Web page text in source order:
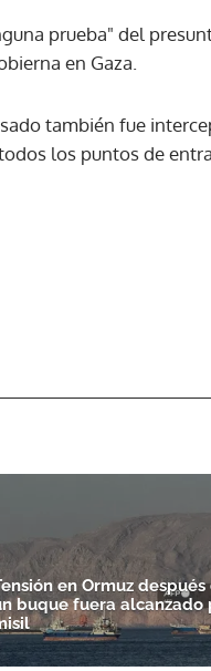
prueba" del
en Gaza.
también fue
los puntos de
en Ormuz
buque fuera alcanzado